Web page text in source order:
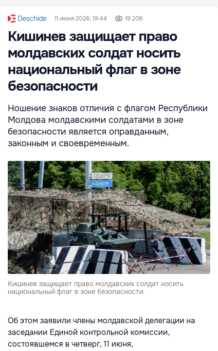
Deschide 11 июня 2026, 19:44 19 206
Кишинев защищает право
молдавских солдат носить
национальный флаг в зоне
безопасности
Ношение знаков отличия с флагом Республики
Молдова молдавскими солдатами в зоне
безопасности является оправданным,
законным и своевременным.
Кишинев защищает право молдавских солдат носить
национальный флаг в зоне безопасности.
Об этом заявили члены молдавской делегации на
заседании Единой контрольной комиссии,
состоявшемся в четверг, 11 июня,